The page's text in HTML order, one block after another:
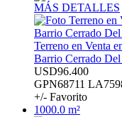
MÁS DETALLES
Terreno en Venta
Barrio Cerrado
USD96.400
GPN68711
+/- Favorito
1000.0 m²